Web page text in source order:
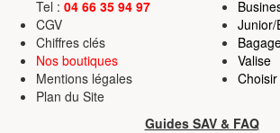
Tel : 04 66 35 94 97
CGV
Chiffres clés
Nos boutiques
Mentions légales
Plan du Site
Junior/
Valise
Guides SAV & FAQ